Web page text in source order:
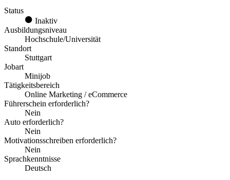
Status
Inaktiv
Ausbildungsniveau
Hochschule/Universität
Standort
Stuttgart
Jobart
Minijob
Tätigkeitsbereich
Online Marketing / eCommerce
Führerschein erforderlich?
Nein
Auto erforderlich?
Nein
Motivationsschreiben erforderlich?
Nein
Sprachkenntnisse
Deutsch